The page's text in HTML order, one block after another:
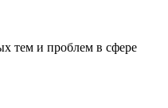
тем и проблем в сфере